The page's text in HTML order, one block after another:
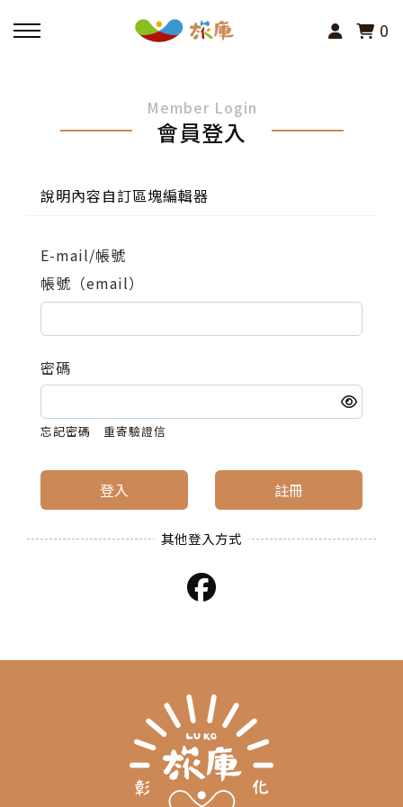
0
小旅行及主題導覽
講座、體驗與課程
其他活動
Member Login
會員登入
說明內容自訂區塊編輯器
E-mail/帳號
帳號（email）
密碼
忘記密碼 重寄驗證信
登入 註冊